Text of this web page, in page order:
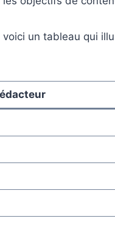
voici un tableau qui